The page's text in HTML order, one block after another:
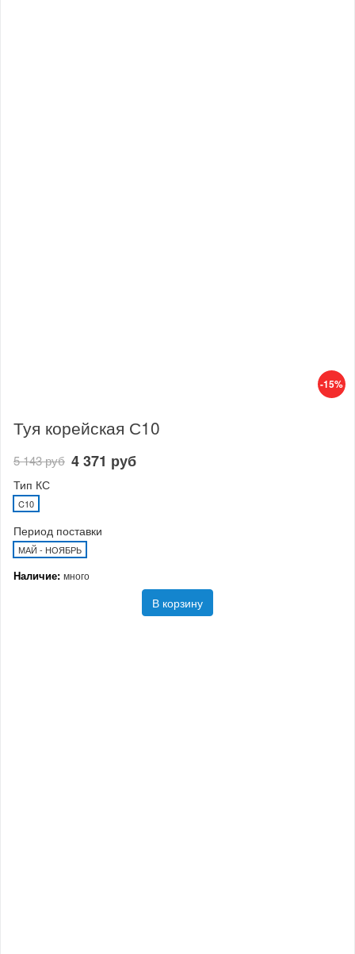
-15%
Туя корейская С10
5 143 руб 4 371 руб
Тип КС
C10
Период поставки
МАЙ - НОЯБРЬ
Наличие: много
В корзину